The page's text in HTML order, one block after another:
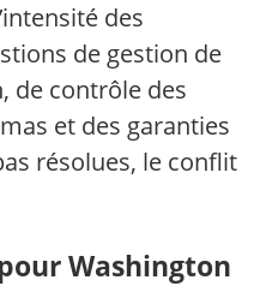
des
de gestion de
de contrôle des
et des garanties
résolues, le conflit
Washington